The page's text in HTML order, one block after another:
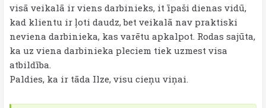
visā veikalā ir viens darbinieks, it īpaši dienas vidū,
kad klientu ir ļoti daudz, bet veikalā nav praktiski
neviena darbinieka, kas varētu apkalpot. Rodas sajūta,
ka uz viena darbinieka pleciem tiek uzmest visa
atbildība.
Paldies, ka ir tāda Ilze, visu cieņu viņai.